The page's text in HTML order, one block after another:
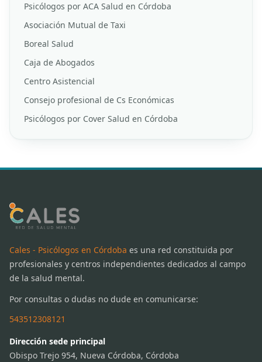
Psicólogos por ACA Salud en Córdoba
Asociación Mutual de Taxi
Boreal Salud
Caja de Abogados
Centro Asistencial
Consejo profesional de Cs Económicas
Psicólogos por Cover Salud en Córdoba
Cales - Psicólogos en Córdoba es una red constituida por
profesionales y centros independientes dedicados al campo
de la salud mental.
Por consultas o dudas no dude en comunicarse:
543512308121
Dirección sede principal
Obispo Trejo 954, Nueva Córdoba, Córdoba